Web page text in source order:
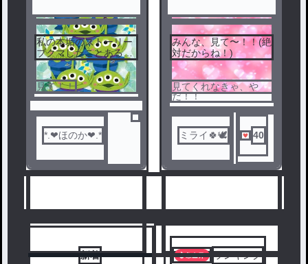
7 8
私の本垢のストーリー
ブクマしたことある
人、見て、！！
見て！！
*.❤︎ほのか❤︎.*
みんな、見て〜！！(絶
対だからね！)
見てくれなきゃ、や
だ！！
ミライ🍀🕊 40
新着 ランキング